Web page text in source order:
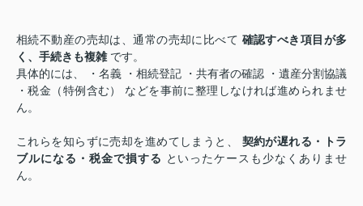
相続不動産の売却は、通常の売却に比べて 確認すべき項目が多
く、手続きも複雑です。
具体的には、 ・名義 ・相続登記 ・共有者の確認 ・遺産分割協議
・税金（特例含む） などを事前に整理しなければ進められませ
ん。
これらを知らずに売却を進めてしまうと、 契約が遅れる・トラ
ブルになる・税金で損する といったケースも少なくありませ
ん。